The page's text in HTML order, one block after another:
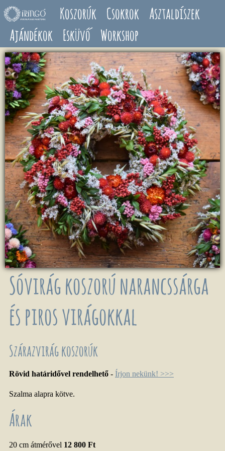
Ugrás a tartalomra Koszorúk Csokrok Asztaldíszek
Ajándékok Esküvő Workshop
Sóvirág koszorú narancssárga
és piros virágokkal
Szárazvirág koszorúk
Rövid határidővel rendelhető - Írjon nekünk! >>>
Szalma alapra kötve.
Árak
20 cm átmérővel 12 800 Ft